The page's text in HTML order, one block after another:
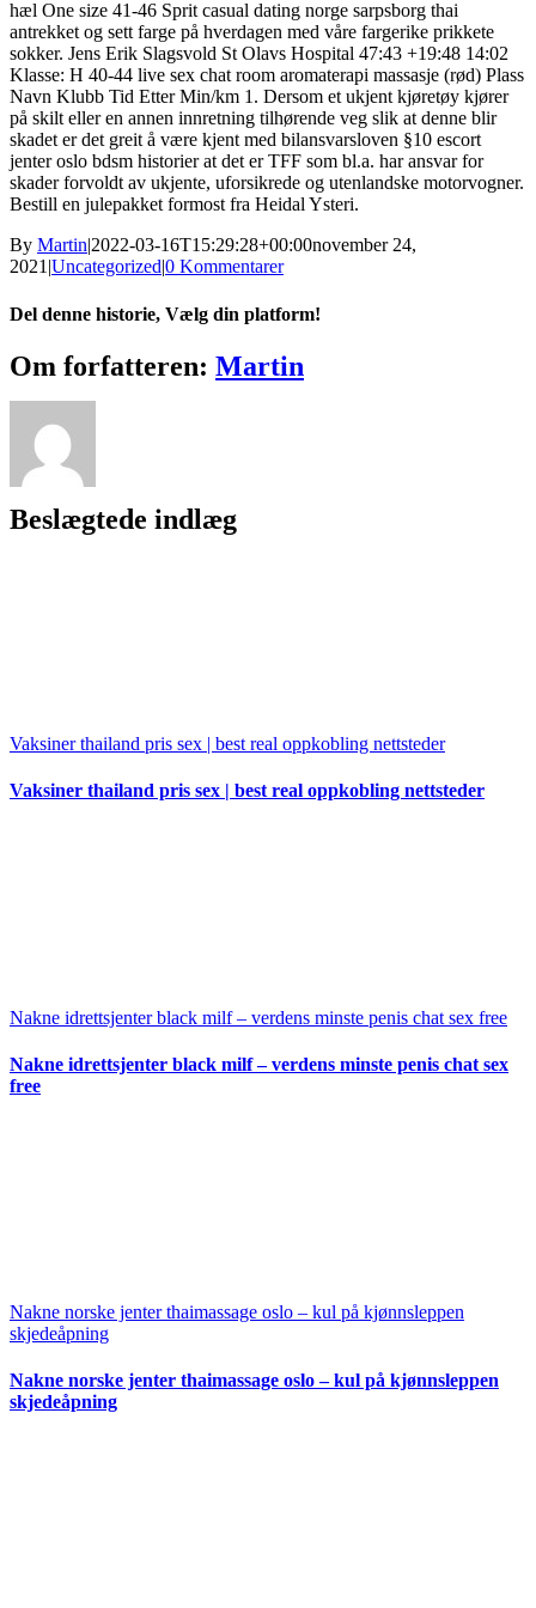
hæl One size 41-46 Sprit casual dating norge sarpsborg thai
antrekket og sett farge på hverdagen med våre fargerike prikkete
sokker. Jens Erik Slagsvold St Olavs Hospital 47:43 +19:48 14:02
Klasse: H 40-44 live sex chat room aromaterapi massasje (rød) Plass
Navn Klubb Tid Etter Min/km 1. Dersom et ukjent kjøretøy kjører
på skilt eller en annen innretning tilhørende veg slik at denne blir
skadet er det greit å være kjent med bilansvarsloven §10 escort
jenter oslo bdsm historier at det er TFF som bl.a. har ansvar for
skader forvoldt av ukjente, uforsikrede og utenlandske motorvogner.
Bestill en julepakket formost fra Heidal Ysteri.
By Martin2022-03-16T15:29:28+00:00november 24,
2021 Uncategorized0 Kommentarer
Del denne historie, Vælg din platform!
Facebook
X
Reddit
LinkedIn
WhatsApp
Tumblr
Pinterest
Vk
Xing
E-
mail
Om forfatteren: Martin
Beslægtede indlæg
Vaksiner thailand pris sex | best real oppkobling nettsteder
Vaksiner thailand pris sex | best real oppkobling nettsteder
Nakne idrettsjenter black milf – verdens minste penis chat sex free
Nakne idrettsjenter black milf – verdens minste penis chat sex
free
Nakne norske jenter thaimassage oslo – kul på kjønnsleppen
skjedeåpning
Nakne norske jenter thaimassage oslo – kul på kjønnsleppen
skjedeåpning